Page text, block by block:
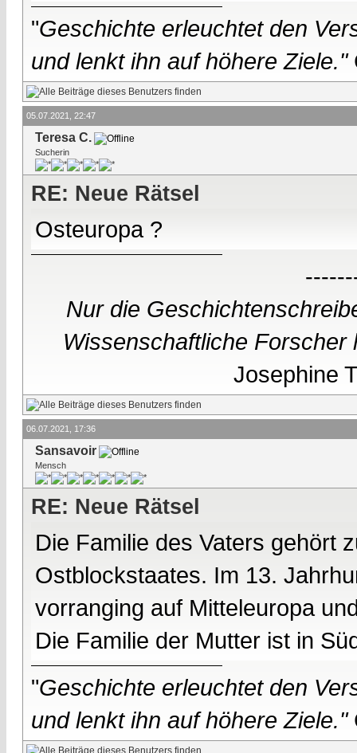
"Geschichte erleuchtet den
und lenkt ihn auf höhere Ziele."
05.07.2021, 22:47
Teresa C.
Sucherin
RE: Neue Rätsel
Osteuropa ?
Nur die
Wissenschaftliche
Josephine
06.07.2021, 17:36
Sansavoir
Mensch
RE: Neue Rätsel
Die Familie des Vaters gehört
Ostblockstaates. Im 13.
vorranging auf Mitteleuropa
Die Familie der Mutter ist in
"Geschichte erleuchtet den
und lenkt ihn auf höhere Ziele."